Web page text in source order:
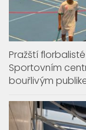
Pražští
Sportovním
bouřlivým